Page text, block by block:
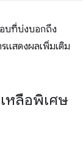
บที่บ่งบอกถึง
รแสดงผลเพิ่มเติม
หลือพิเศษ